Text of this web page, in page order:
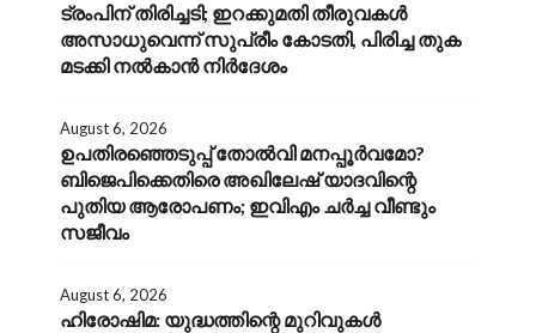
ട്രംപിന് തിരിച്ചടി; ഇറക്കുമതി തീരുവകൾ
അസാധുവെന്ന് സുപ്രീം കോടതി, പിരിച്ച തുക
മടക്കി നൽകാൻ നിർദേശം
ഉപതിരഞ്ഞെടുപ്പ് തോൽവി മനപ്പൂർവമോ?
ബിജെപിക്കെതിരെ അഖിലേഷ് യാദവിന്റെ
പുതിയ ആരോപണം; ഇവിഎം ചർച്ച വീണ്ടും
സജീവം
August 6, 2026
ഹിരോഷിമ: യുദ്ധത്തിന്റെ മുറിവുകൾ
August 6, 2026